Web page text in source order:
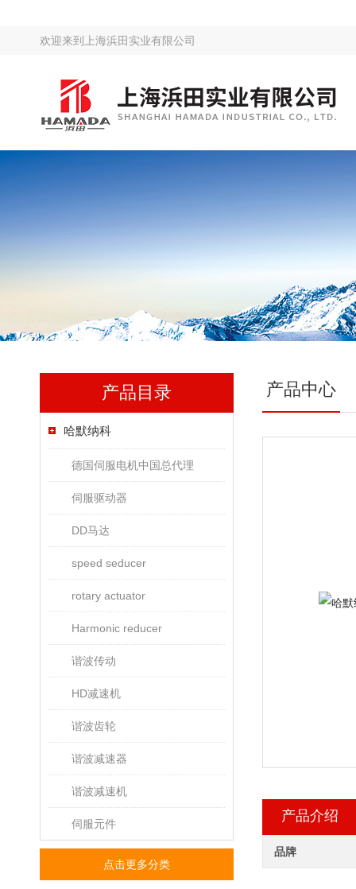
欢迎来到 上海浜田实业有限公司
产品目录
哈默纳科
德国伺服电机中国总代理
伺服驱动器
DD马达
speed seducer
rotary actuator
Harmonic reducer
谐波传动
HD减速机
谐波齿轮
谐波减速器
谐波减速机
伺服元件
点击更多分类
产品中心
产品介绍
品牌